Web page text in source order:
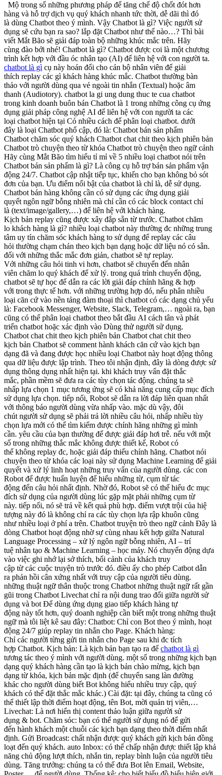
Mộ trong số những phương pháp để tăng chế độ chốt đót hơn
hàng và hỗ trợ dịch vụ quý khách nhanh tức thời, dễ dãi thì đó
là dùng Chatbot theo ý mình. Vậy Chatbot là gì? Việc người sử
dụng sẽ cứu bạn ra sao? lắp đặt Chatbot như thế nào…? Thì bài
viết Mắt Bão sẽ giải đáp toàn bộ những khúc mắc trên. Hãy
cùng đào bới nhé! Chatbot là gì? Chatbot được coi là một chương
trình kết hợp với đầu óc nhân tạo (AI) để liên hệ với con người ta.
chatbot là gì cụ này hoán đổi cho cán bộ nhân viên để giải
thích replay các gì khách hàng khúc mắc. Chatbot thường bàn
thảo với người dùng qua vẻ ngoài tin nhắn (Textual) hoặc âm
thanh (Audiotory). chatbot la gi ung dung thuc te cua chatbot
trong kinh doanh buôn bán Chatbot là 1 trong những công cụ ứng
dụng giải pháp công nghệ AI để liên hệ với con người ta các
loại chatbot hiện tại Có nhiều cách để phân loại chatbot. dưới
đây là loại Chatbot phổ cập, đó là: Chatbot bán sản phẩm
Chatbot chăm sóc quý khách Chatbot chat chit theo kịch phiên bản
Chatbot trò chuyện theo từ khóa Chatbot trò chuyện theo ngữ cảnh
Hãy cùng Mắt Bão tìm hiểu tỉ mỉ về 5 nhiều loại chatbot nói trên
Chatbot bán sản phẩm là gì? Là công cụ hỗ trợ bán sản phẩm vận
động 24/7. Chatbot cập nhật tiếp tục, khiến cho bạn không bỏ sót
đơn của bạn. Ưu điểm nổi bật của chatbot là chỉ là, dễ sử dụng.
Chatbot bán hàng không cần có sử dụng các ứng dụng giải
quyết ngôn ngữ bỗng nhiên mà chỉ cần có các block contact chỉ
là (text/image/gallery,…) để liên hệ với khách hàng.
Kịch bản replay cũng được xây đắp sẵn từ trước. Chatbot chăm
lo khách hàng là gì? nhiều loại chatbot này thường đc những trung
tâm uy tín chăm sóc khách hàng to sử dụng để replay các câu
hỏi thường chạm chán theo kịch bạn dạng hoặc dữ liệu nó có sẵn.
đối với những thắc mắc đơn giản, chatbot sẽ tự replay.
Với những câu hỏi tinh vi hơn, chatbot sẽ chuyển đến nhân
viên chăm lo quý khách để xử lý. trong quá trình chuyển động,
chatbot sẽ tự học để dẫn ra các lời giải đáp chính hãng & hợp
với trong thực tế hơn. với những trường hợp đó, nếu phân nhiều
loại căn cứ vào nền tảng đàm thoại thì chatbot có các dạng chủ yếu
là: Facebook Messenger, Website, Slack, Telegram,… ngoài ra, bạn
cũng có thể phân loại chatbot theo bắt đầu AI cách tân và phát
triển chatbot hoặc xác định vào Dùng thử người sử dụng.
Chatbot chat chit theo kịch phiên bản Chatbot chat chit theo
kịch bản Chatbot sẽ comment hành khách căn cứ vào kịch bạn
dạng đã và đang được học nhiều loại Chatbot này hoạt động thông
qua dữ liệu được lập trình. Theo tôi nhận định, đây là dòng được sử
dụng thông dụng nhất hiện tại. khi khách truy vấn đặt thắc
mắc, phần mềm sẽ đưa ra các tùy chọn tác động. chúng ta sẽ
nhấp lựa chọn 1 mục tương ứng sẽ có khả năng cung cấp mục đích
sử dụng lựa chọn. tiếp nối, Robot sẽ dẫn ra lời đáp liên quan nhất
với thông báo người dùng vừa nhấp vào. mặc dù vậy, đôi
chút người sử dụng sẽ phải trả lời nhiều câu hỏi, nhấp nhiều tùy
chọn lựa mới có thể tìm kiếm được chính hãng những gì mình
cần. yêu cầu của bạn thường để được giải đáp hơi trễ. nếu với một
số trong những thắc mắc không được thiết kế, Robot có
thể không replay đc, hoặc giải đáp thiếu chính hãng. Chatbot nói
chuyện theo từ khóa các loại này sử dụng Machine Learning để giải
quyết và xử lý linh hoạt những truy vấn của người dùng. các con
Robot để được huấn luyện để hiểu những từ, cụm từ tác
động đến câu hỏi nhất định. Nhờ đó, Robot sẽ có thể hiểu đc mục
đích sử dụng của người dùng lúc gặp mặt phải những cụm từ
này. tiếp nối, nó sẽ trả về kết quả phù hợp. điểm vượt trội của hiệ
tượng này đó là không chỉ ra các tùy chọn lựa rập khuôn cũng
như nhiều loại ở phí a trên. Chatbot truyện trò theo ngữ cảnh Đây là
dòng Chatbot hoạt động nhờ sự cùng nhau kết hợp giữa Natural
Language Processing – xử lý ngôn ngữ bỗng nhiên, AI – trí
tuệ nhân tạo & Machine Learning – học máy. Nó chuyển động dựa
vào việc ghi nhớ lại sở thích, bối cảnh của khách truy
cập từ các cuộc truyện trò trước đó. điều ấy cho phép Catbot dẫn
ra phản hồi cân xứng nhất với truy cập của người tiêu dùng.
những thuật ngữ thân thuộc trong Chatbot những thuật ngữ rất gần
gũi trong Chatbot Livechat chỉ ra nội dung trao đổi giữa người sử
dụng và bot Để dùng ứng dụng giao tiếp khách hàng tự
động này tốt hơn, quý doanh nghiệp cần biết một trong những thuật
ngữ mà tôi liệt kê sau đây: Chatbot: Chỉ con Bot theo ý mình, hoạt
động 24/7 giúp replay tin nhắn cho Page. Khách hàng:
Chỉ các người từng gửi tin nhắn cho Page sau khi đc tích
hợp Chatbot. Kịch bản: Là kịch bản bạn tạo ra để chatbot là gì
tương tác theo ý mình với người dùng. một số trong những kịch bạn
dạng quý khách hàng cần tạo là kịch bản chào mừng, kịch bạn
dạng từ khóa, kịch bản mặc định (để chuyển sang làn đường
khác cho người dùng biết Bot không hiểu nhiều truy cập, quý
khách có thể đặt thắc mắc khác.) Cài đặt: tại đây, chúng ta cũng có
thể thiết lập thời điểm hoạt động, tên Bot, mời quản trị viên,…
Livechat: Là nơi hiển thị content thảo luận giữa người sử
dụng & bot. Chăm sóc: bạn có thể người sử dụng nó để gửi
đến hành khách một chuỗi các kịch bạn dạng theo thời điểm nhất
định. Gửi Broadcast: chất nhận được quý khách gửi kịch bản đồng
loạt đến quý khách. auto Inbox: có thể chấp nhận được thiết lập khả
năng chủ động lượt thích, nhắn tin, replay bình luận của người tiêu
dùng. Tăng trưởng: chúng ta có thể đưa Bot lên Email, Website,